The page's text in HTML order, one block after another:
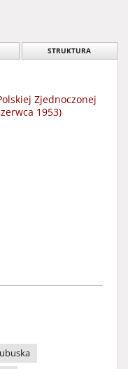
STRUKTURA
Zjednoczonej
1953)